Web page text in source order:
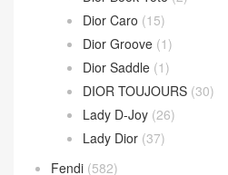
Wallace Bag (10)
Celine(340)
Chanel(669)
Dior
(508)
30 Montaigne(9)
Dior Bobby(4)
Dior Book Tote